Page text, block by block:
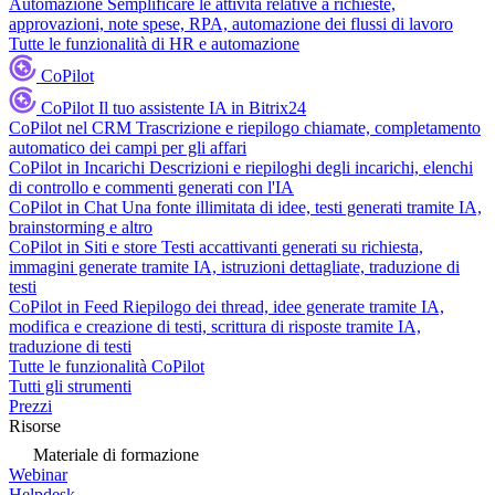
Automazione Semplificare le attività relative a richieste,
approvazioni, note spese, RPA, automazione dei flussi di lavoro
Tutte le funzionalità di HR e automazione
CoPilot
CoPilot Il tuo assistente IA in Bitrix24
CoPilot nel CRM Trascrizione e riepilogo chiamate, completamento
automatico dei campi per gli affari
CoPilot in Incarichi Descrizioni e riepiloghi degli incarichi, elenchi
di controllo e commenti generati con l'IA
CoPilot in Chat Una fonte illimitata di idee, testi generati tramite IA,
brainstorming e altro
CoPilot in Siti e store Testi accattivanti generati su richiesta,
immagini generate tramite IA, istruzioni dettagliate, traduzione di
testi
CoPilot in Feed Riepilogo dei thread, idee generate tramite IA,
modifica e creazione di testi, scrittura di risposte tramite IA,
traduzione di testi
Tutte le funzionalità CoPilot
Tutti gli strumenti
Prezzi
Risorse
Materiale di formazione
Webinar